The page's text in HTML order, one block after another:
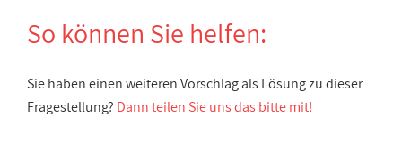
So können Sie helfen:
Sie haben einen weiteren Vorschlag als Lösung zu dieser
Fragestellung? Dann teilen Sie uns das bitte mit!